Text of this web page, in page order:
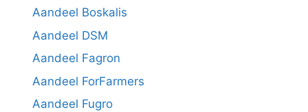
Aandeel Boskalis
Aandeel DSM
Aandeel Fagron
Aandeel ForFarmers
Aandeel Fugro